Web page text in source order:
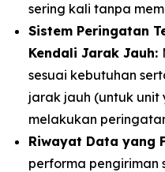
sering kali tanpa
Sistem Peringatan
Kendali Jarak Jauh:
sesuai kebutuhan
jarak jauh (untuk
melakukan
Riwayat Data yang
performa pengiriman